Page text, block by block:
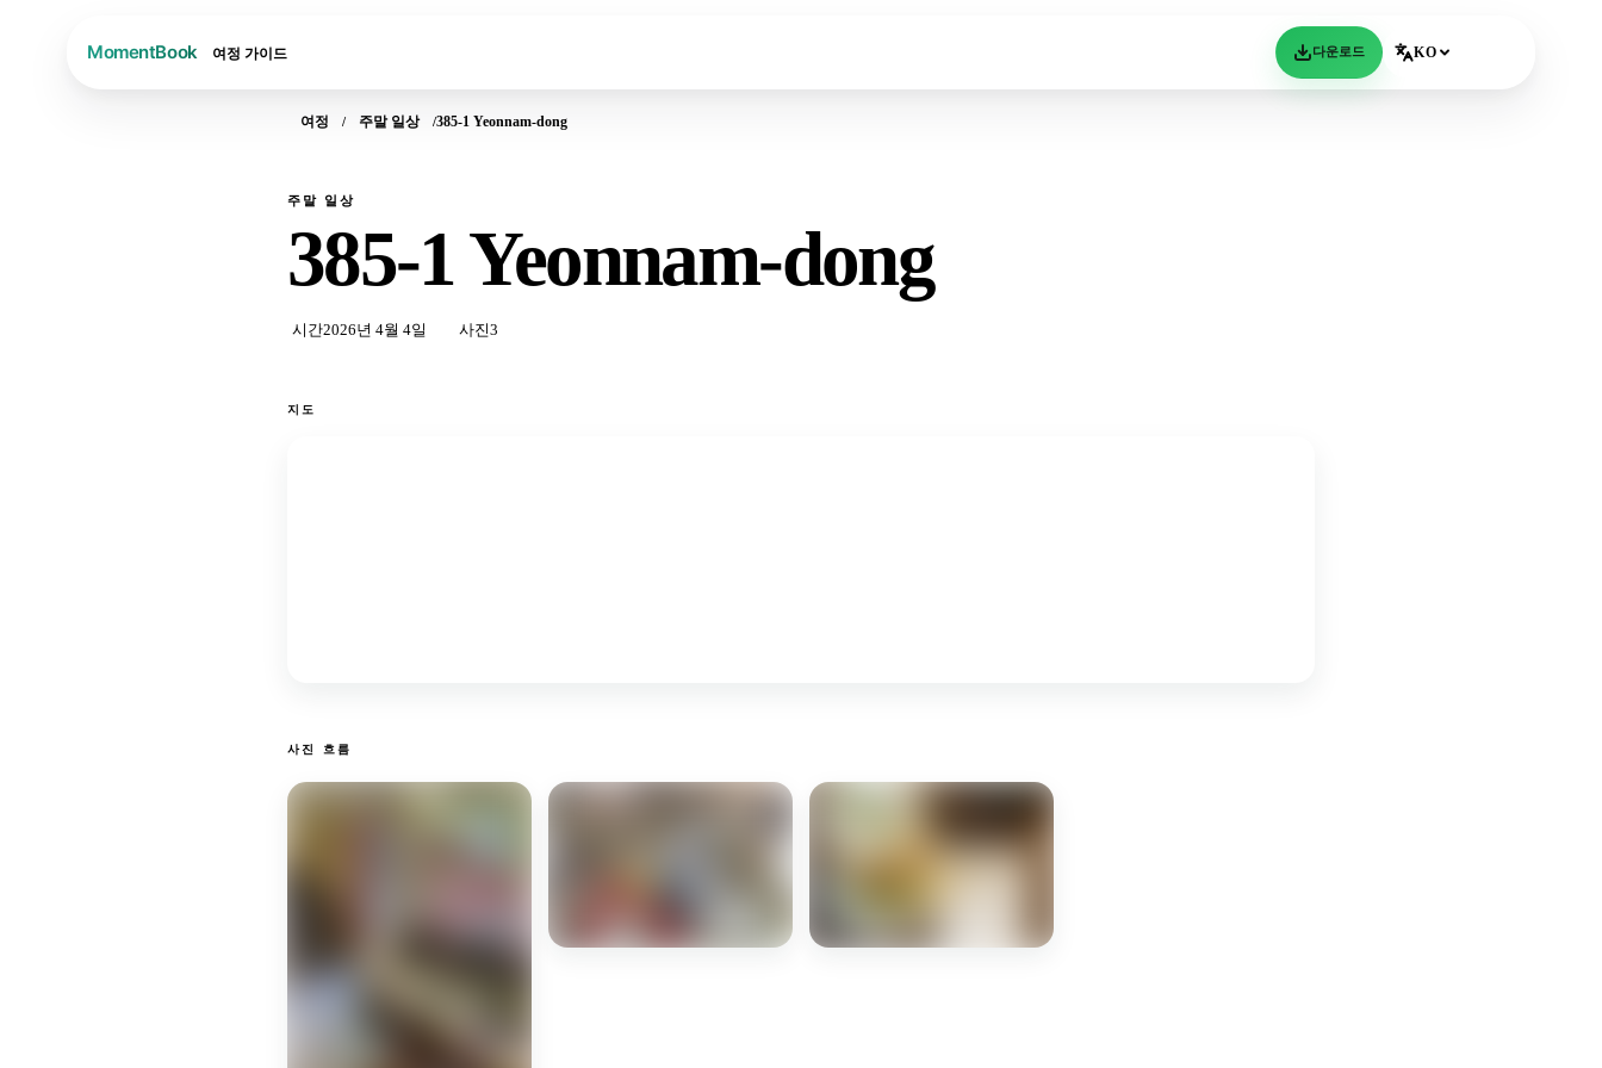
여정 가이드 다운로드 KO
여정 주말 일상 385-1 Yeonnam-dong
주말 일상
385-1 Yeonnam-dong
시간2026년 4월 4일 사진3
지도
사진 흐름